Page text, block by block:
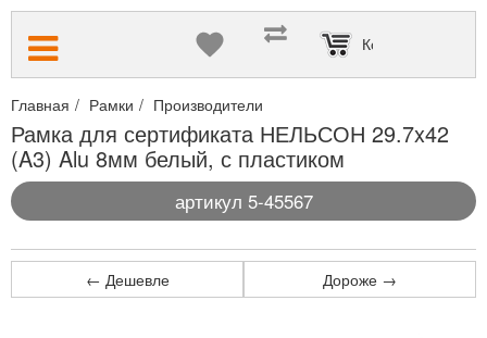
Корзина пуста
Главная Рамки Производители
Рамка для сертификата НЕЛЬСОН 29.7x42
(A3) Alu 8мм белый, с пластиком
артикул 5-45567
← Дешевле Дороже →